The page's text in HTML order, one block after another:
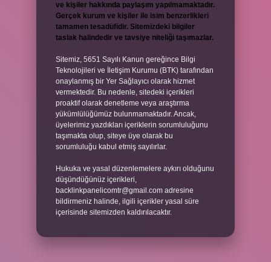
ve kişiler hakkında paylaşım yapılmamaktadır.
Gerçek kurum ve kişiler ile isim benzerlikleri
tamamen tesadüfidir. Sitemizdeki bilgiler
taslak halindedir ve tavsiye niteliği taşımazlar.
Sitemiz, 5651 Sayılı Kanun gereğince Bilgi
Teknolojileri ve İletişim Kurumu (BTK) tarafından
onaylanmış bir Yer Sağlayıcı olarak hizmet
vermektedir. Bu nedenle, sitedeki içerikleri
proaktif olarak denetleme veya araştırma
yükümlülüğümüz bulunmamaktadır. Ancak,
üyelerimiz yazdıkları içeriklerin sorumluluğunu
taşımakta olup, siteye üye olarak bu
sorumluluğu kabul etmiş sayılırlar.
Hukuka ve yasal düzenlemelere aykırı olduğunu
düşündüğünüz içerikleri,
backlinkpanelicomtr@gmail.com adresine
bildirmeniz halinde, ilgili içerikler yasal süre
içerisinde sitemizden kaldırılacaktır.